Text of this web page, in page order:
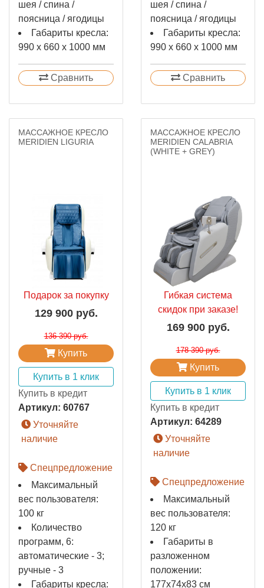
шея / спина /
поясница / ягодицы
Габариты кресла:
990 х 660 х 1000 мм
Сравнить
шея / спина /
поясница / ягодицы
Габариты кресла:
990 х 660 х 1000 мм
Сравнить
МАССАЖНОЕ КРЕСЛО
MERIDIEN LIGURIA
Подарок за покупку
129 900 руб.
136 390 руб.
Купить
Купить в 1 клик
Купить в кредит
Артикул: 60767
Уточняйте
наличие
Спецпредложение
Максимальный
вес пользователя:
100 кг
Количество
программ, 6:
автоматические - 3;
ручные - 3
Габариты кресла:
МАССАЖНОЕ КРЕСЛО
MERIDIEN CALABRIA
(WHITE + GREY)
Гибкая система
скидок при заказе!
169 900 руб.
178 390 руб.
Купить
Купить в 1 клик
Купить в кредит
Артикул: 64289
Уточняйте
наличие
Спецпредложение
Максимальный
вес пользователя:
120 кг
Габариты в
разложенном
положении:
177x74x83 см